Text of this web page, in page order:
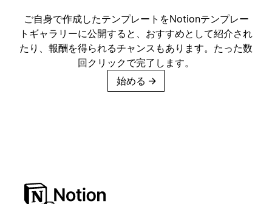
ご自身で作成したテンプレートをNotionテンプレー
トギャラリーに公開すると、おすすめとして紹介され
たり、報酬を得られるチャンスもあります。たった数
回クリックで完了します。
始める →